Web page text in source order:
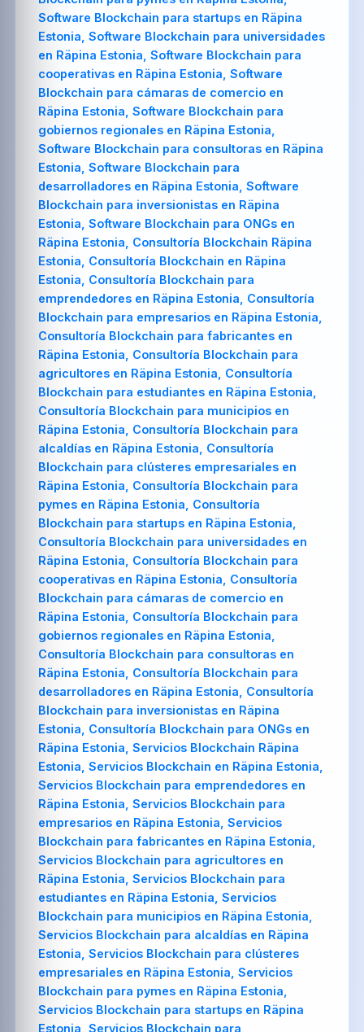
Software Blockchain para startups en Räpina
Estonia, Software Blockchain para universidades
en Räpina Estonia, Software Blockchain para
cooperativas en Räpina Estonia, Software
Blockchain para cámaras de comercio en
Räpina Estonia, Software Blockchain para
gobiernos regionales en Räpina Estonia,
Software Blockchain para consultoras en Räpina
Estonia, Software Blockchain para
desarrolladores en Räpina Estonia, Software
Blockchain para inversionistas en Räpina
Estonia, Software Blockchain para ONGs en
Räpina Estonia, Consultoría Blockchain Räpina
Estonia, Consultoría Blockchain en Räpina
Estonia, Consultoría Blockchain para
emprendedores en Räpina Estonia, Consultoría
Blockchain para empresarios en Räpina Estonia,
Consultoría Blockchain para fabricantes en
Räpina Estonia, Consultoría Blockchain para
agricultores en Räpina Estonia, Consultoría
Blockchain para estudiantes en Räpina Estonia,
Consultoría Blockchain para municipios en
Räpina Estonia, Consultoría Blockchain para
alcaldías en Räpina Estonia, Consultoría
Blockchain para clústeres empresariales en
Räpina Estonia, Consultoría Blockchain para
pymes en Räpina Estonia, Consultoría
Blockchain para startups en Räpina Estonia,
Consultoría Blockchain para universidades en
Räpina Estonia, Consultoría Blockchain para
cooperativas en Räpina Estonia, Consultoría
Blockchain para cámaras de comercio en
Räpina Estonia, Consultoría Blockchain para
gobiernos regionales en Räpina Estonia,
Consultoría Blockchain para consultoras en
Räpina Estonia, Consultoría Blockchain para
desarrolladores en Räpina Estonia, Consultoría
Blockchain para inversionistas en Räpina
Estonia, Consultoría Blockchain para ONGs en
Räpina Estonia, Servicios Blockchain Räpina
Estonia, Servicios Blockchain en Räpina Estonia,
Servicios Blockchain para emprendedores en
Räpina Estonia, Servicios Blockchain para
empresarios en Räpina Estonia, Servicios
Blockchain para fabricantes en Räpina Estonia,
Servicios Blockchain para agricultores en
Räpina Estonia, Servicios Blockchain para
estudiantes en Räpina Estonia, Servicios
Blockchain para municipios en Räpina Estonia,
Servicios Blockchain para alcaldías en Räpina
Estonia, Servicios Blockchain para clústeres
empresariales en Räpina Estonia, Servicios
Blockchain para pymes en Räpina Estonia,
Servicios Blockchain para startups en Räpina
Estonia, Servicios Blockchain para